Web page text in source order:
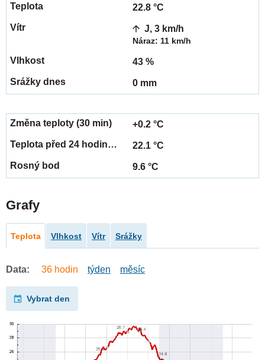
22.8 °C
J, 3 km/h
Náraz: 11 km/h
43 %
0 mm
+0.2 °C
22.1 °C
9.6 °C
Grafy
Teplota Vlhkost Vítr Srážky
Data: 36 hodin týden měsíc
Vybrat den